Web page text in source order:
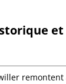
et
remontent